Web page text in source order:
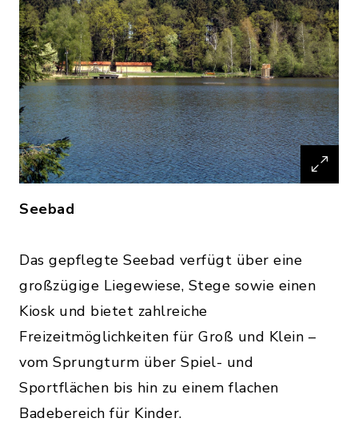
Seebad
Das gepflegte Seebad verfügt über eine
großzügige Liegewiese, Stege sowie einen
Kiosk und bietet zahlreiche
Freizeitmöglichkeiten für Groß und Klein –
vom Sprungturm über Spiel- und
Sportflächen bis hin zu einem flachen
Badebereich für Kinder.